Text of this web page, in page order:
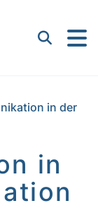
GmbH
Suchen
in der
in